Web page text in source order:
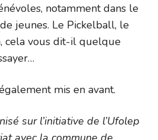
notamment dans le
jeunes. Le Pickelball, le
cela vous dit-il quelque
mis en avant.
sur l’initiative de l’Ufolep